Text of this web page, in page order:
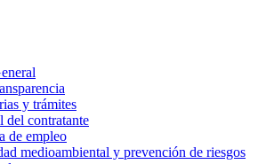
y trámites
del contratante
de empleo
medioambiental y prevención de riesgos